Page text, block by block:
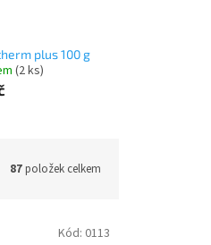
plus 100 g
(2 ks)
87položek celkem
Kód: 0113